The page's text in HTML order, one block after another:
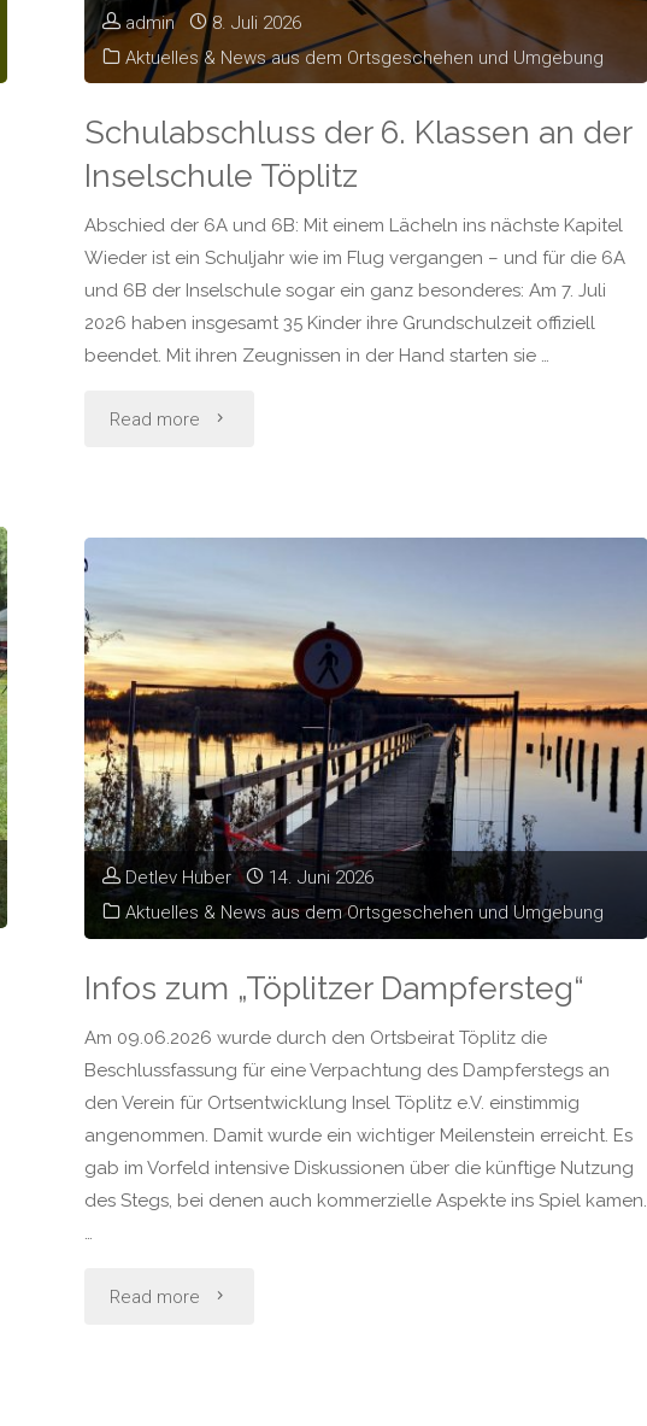
admin
8. Juli 2026
Aktuelles & News aus dem Ortsgeschehen und Umgebung
Schulabschluss der 6. Klassen an der
Inselschule Töplitz
Abschied der 6A und 6B: Mit einem Lächeln ins nächste Kapitel
Wieder ist ein Schuljahr wie im Flug vergangen – und für die 6A
und 6B der Inselschule sogar ein ganz besonderes: Am 7. Juli
2026 haben insgesamt 35 Kinder ihre Grundschulzeit offiziell
beendet. Mit ihren Zeugnissen in der Hand starten sie …
Read more "Schulabschluss
an
der
Inselschule
Töplitz"
Detlev Huber
14. Juni 2026
Aktuelles & News aus dem Ortsgeschehen und Umgebung
Infos zum „Töplitzer Dampfersteg“
Am 09.06.2026 wurde durch den Ortsbeirat Töplitz die
Beschlussfassung für eine Verpachtung des Dampferstegs an
den Verein für Ortsentwicklung Insel Töplitz e.V. einstimmig
angenommen. Damit wurde ein wichtiger Meilenstein erreicht. Es
gab im Vorfeld intensive Diskussionen über die künftige Nutzung
des Stegs, bei denen auch kommerzielle Aspekte ins Spiel kamen.
…
Read more "Infos